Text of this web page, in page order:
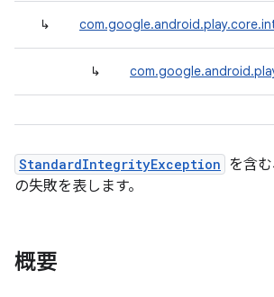
↳
↳
StandardIntegrityException を含
の失敗を表します。
概要